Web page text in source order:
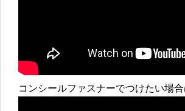
コンシールファスナーでつけたい場合